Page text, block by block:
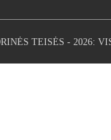
TEISĖS - 2026: